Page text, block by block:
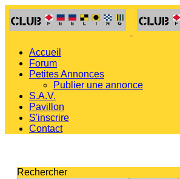
Accueil
Forum
Petites Annonces
Publier une annonce
S.A.V.
Pavillon
S'inscrire
Contact
Rechercher